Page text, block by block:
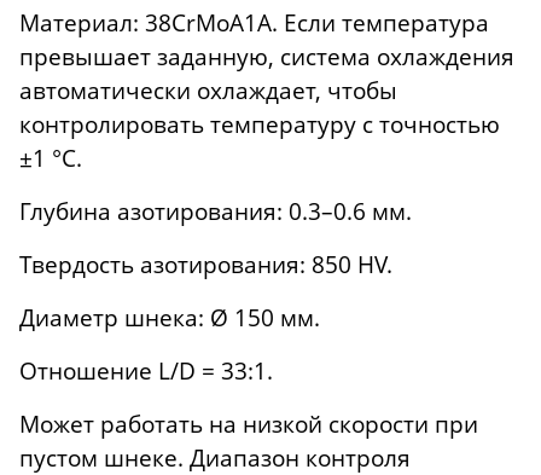
Материал: 38CrMoA1A. Если температура
превышает заданную, система охлаждения
автоматически охлаждает, чтобы
контролировать температуру с точностью
±1 °C.
Глубина азотирования: 0.3–0.6 мм.
Твердость азотирования: 850 HV.
Диаметр шнека: Ø 150 мм.
Отношение L/D = 33:1.
Может работать на низкой скорости при
пустом шнеке. Диапазон контроля